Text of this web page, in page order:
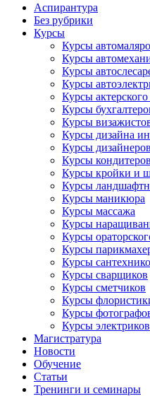
Аспирантура
Без рубрики
Курсы
Курсы
Курсы
Курсы
Курсы
Курсы актерского
Курсы
Курсы
Курсы дизайна
Курсы дизайнеров
Курсы кондитеров
Курсы кройки и
Курсы
Курсы маникюра
Курсы массажа
Курсы
Курсы
Курсы
Курсы
Курсы сварщиков
Курсы сметчиков
Курсы
Курсы
Курсы электриков
Магистратура
Новости
Обучение
Статьи
Тренинги и семинары